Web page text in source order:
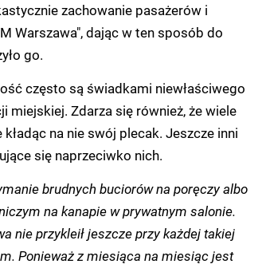
zachowanie pasażerów i
Warszawa", dając w ten sposób do
go.
często są świadkami niewłaściwego
miejskiej. Zdarza się również, że wiele
na nie swój plecak. Jeszcze inni
się naprzeciwko nich.
brudnych buciorów na poręczy albo
na kanapie w prywatnym salonie.
nie przykleił jeszcze przy każdej takiej
Ponieważ z miesiąca na miesiąc jest